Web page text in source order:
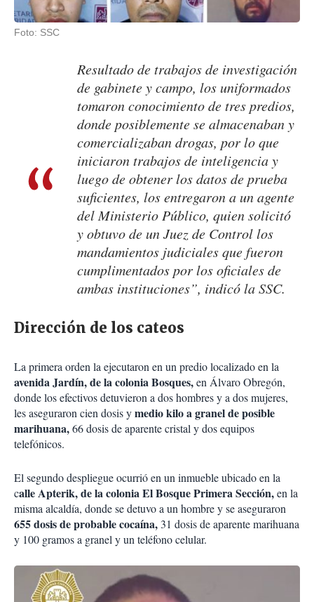
Foto: SSC
Resultado de trabajos de investigación
de gabinete y campo, los uniformados
tomaron conocimiento de tres predios,
donde posiblemente se almacenaban y
comercializaban drogas, por lo que
iniciaron trabajos de inteligencia y
luego de obtener los datos de prueba
suficientes, los entregaron a un agente
del Ministerio Público, quien solicitó
y obtuvo de un Juez de Control los
mandamientos judiciales que fueron
cumplimentados por los oficiales de
ambas instituciones”, indicó la SSC.
Dirección de los cateos
La primera orden la ejecutaron en un predio localizado en la
avenida Jardín, de la colonia Bosques,en Álvaro Obregón,
donde los efectivos detuvieron a dos hombres y a dos mujeres,
les aseguraron cien dosis ymedio kilo a granel de posible
marihuana,66 dosis de aparente cristal y dos equipos
telefónicos.
El segundo despliegue ocurrió en un inmueble ubicado en la
calle Apterik, de la colonia El Bosque Primera Sección,en la
misma alcaldía, donde se detuvo a un hombre y se aseguraron
655 dosis de probable cocaína, 31 dosis de aparente marihuana
y 100 gramos a granel y un teléfono celular.